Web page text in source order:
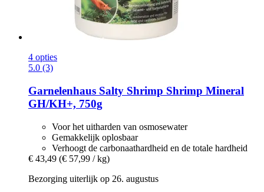
4 opties
5.0 (3)
Garnelenhaus Salty Shrimp Shrimp Mineral
GH/KH+, 750g
Voor het uitharden van osmosewater
Gemakkelijk oplosbaar
Verhoogt de carbonaathardheid en de totale hardheid
€ 43,49 (€ 57,99 / kg)
Bezorging uiterlijk op 26. augustus